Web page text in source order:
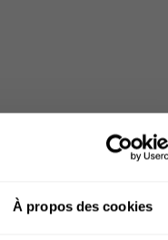
À propos des cookies
vers les Pays-